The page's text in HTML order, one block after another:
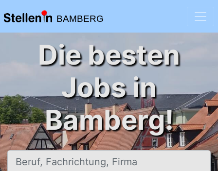
BAMBERG
Die besten
Jobs in
Bamberg!
Beruf, Fachrichtung, Firma